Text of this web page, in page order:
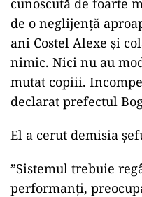
cunoscută de foarte
de o neglijenţă
ani Costel Alexe şi
nimic. Nici nu au
mutat copiii.
declarat prefectul
El a cerut demisia
”Sistemul trebuie
performanţi,